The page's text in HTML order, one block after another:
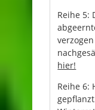
Reihe 5:
hier!
Reihe 6: